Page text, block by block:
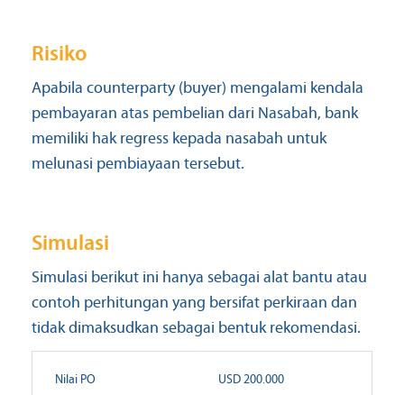
Risiko
Apabila counterparty (buyer) mengalami kendala
pembayaran atas pembelian dari Nasabah, bank
memiliki hak regress kepada nasabah untuk
melunasi pembiayaan tersebut.
Simulasi
Simulasi berikut ini hanya sebagai alat bantu atau
contoh perhitungan yang bersifat perkiraan dan
tidak dimaksudkan sebagai bentuk rekomendasi.
Nilai PO USD 200.000